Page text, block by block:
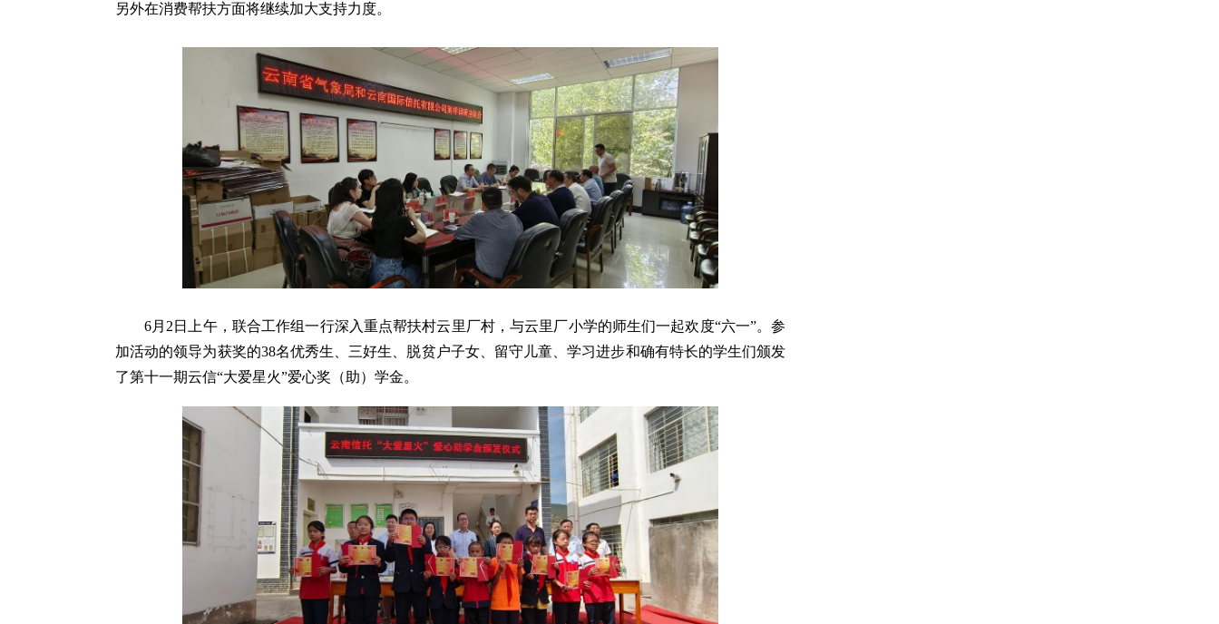
另外在消费帮扶方面将继续加大支持力度。
6月2日上午，联合工作组一行深入重点帮扶村云里厂村，与云里厂小学的师生们一起欢度“六一”。参
加活动的领导为获奖的38名优秀生、三好生、脱贫户子女、留守儿童、学习进步和确有特长的学生们颁发
了第十一期云信“大爱星火”爱心奖（助）学金。